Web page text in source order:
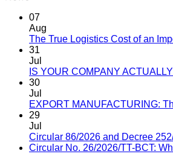
07
Aug
The True Logistics Cost of an
31
Jul
IS YOUR COMPANY
30
Jul
EXPORT MANUFACTURING:
29
Jul
Circular 86/2026 and Decree
Circular No. 26/2026/TT-BCT: